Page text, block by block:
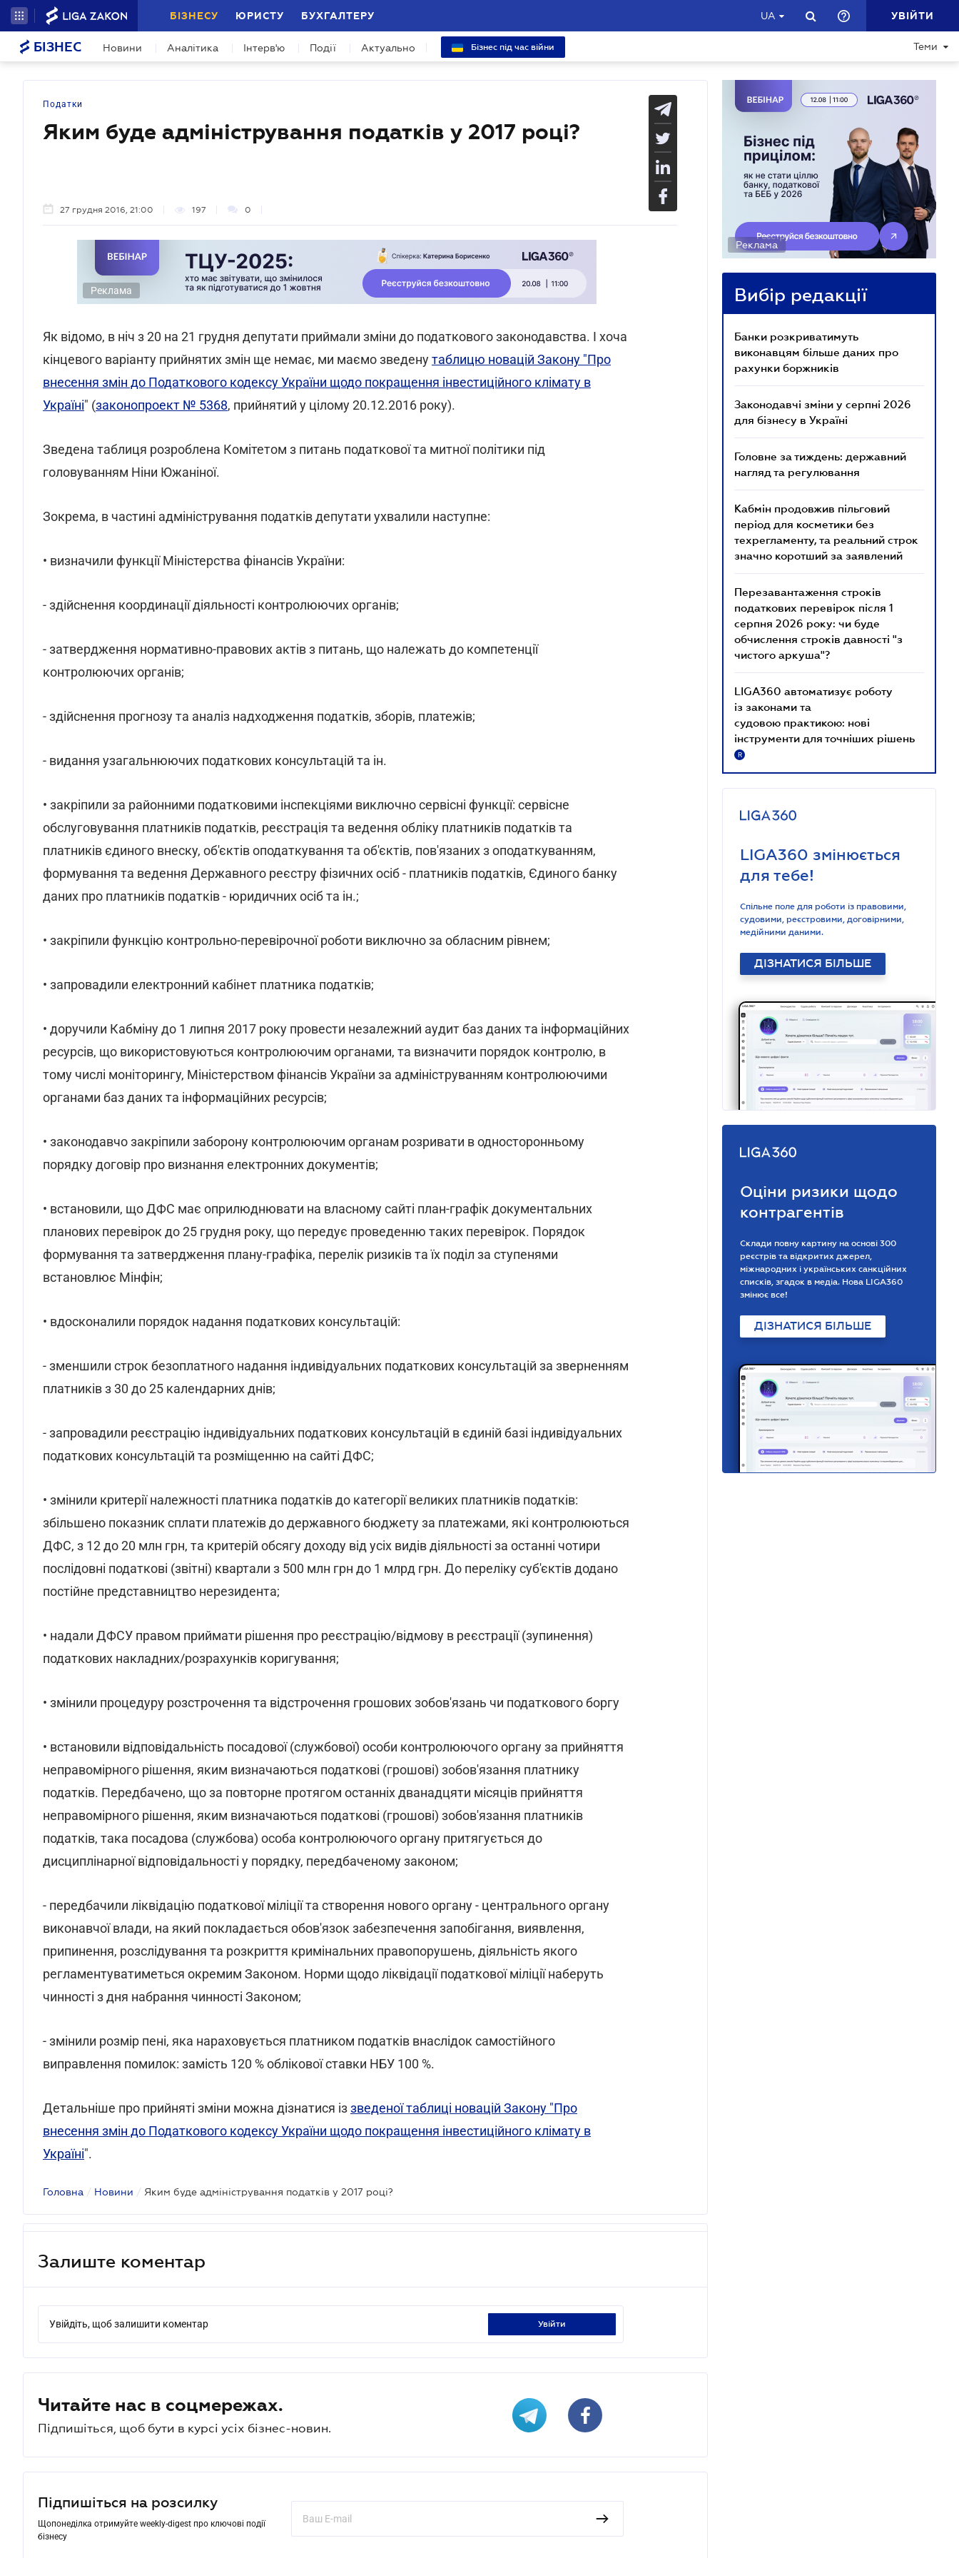
БІЗНЕСУ ЮРИСТУ БУХГАЛТЕРУ UA УВІЙТИ
БІЗНЕС Новини Аналітика Інтерв'ю Події Актуально Бізнес під час війни Теми
Податки
Яким буде адміністрування податків у 2017 році?
27 грудня 2016, 21:00 197 0
Реклама
Як відомо, в ніч з 20 на 21 грудня депутати приймали зміни до податкового законодавства. І хоча
кінцевого варіанту прийнятих змін ще немає, ми маємо зведенутаблицю новацій Закону "Про
внесення змін до Податкового кодексу України щодо покращення інвестиційного клімату в
Україні" (законопроект № 5368, прийнятий у цілому 20.12.2016 року).
Зведена таблиця розроблена Комітетом з питань податкової та митної політики під
головуванням Ніни Южаніної.
Зокрема, в частині адміністрування податків депутати ухвалили наступне:
• визначили функції Міністерства фінансів України:
- здійснення координації діяльності контролюючих органів;
- затвердження нормативно-правових актів з питань, що належать до компетенції
контролюючих органів;
- здійснення прогнозу та аналіз надходження податків, зборів, платежів;
- видання узагальнюючих податкових консультацій та ін.
• закріпили за районними податковими інспекціями виключно сервісні функції: сервісне
обслуговування платників податків, реєстрація та ведення обліку платників податків та
платників єдиного внеску, об'єктів оподаткування та об'єктів, пов'язаних з оподаткуванням,
формування та ведення Державного реєстру фізичних осіб - платників податків, Єдиного банку
даних про платників податків - юридичних осіб та ін.;
• закріпили функцію контрольно-перевірочної роботи виключно за обласним рівнем;
• запровадили електронний кабінет платника податків;
• доручили Кабміну до 1 липня 2017 року провести незалежний аудит баз даних та інформаційних
ресурсів, що використовуються контролюючим органами, та визначити порядок контролю, в
тому числі моніторингу, Міністерством фінансів України за адмініструванням контролюючими
органами баз даних та інформаційних ресурсів;
• законодавчо закріпили заборону контролюючим органам розривати в односторонньому
порядку договір про визнання електронних документів;
• встановили, що ДФС має оприлюднювати на власному сайті план-графік документальних
планових перевірок до 25 грудня року, що передує проведенню таких перевірок. Порядок
формування та затвердження плану-графіка, перелік ризиків та їх поділ за ступенями
встановлює Мінфін;
• вдосконалили порядок надання податкових консультацій:
- зменшили строк безоплатного надання індивідуальних податкових консультацій за зверненням
платників з 30 до 25 календарних днів;
- запровадили реєстрацію індивідуальних податкових консультацій в єдиній базі індивідуальних
податкових консультацій та розміщенню на сайті ДФС;
• змінили критерії належності платника податків до категорії великих платників податків:
збільшено показник сплати платежів до державного бюджету за платежами, які контролюються
ДФС, з 12 до 20 млн грн, та критерій обсягу доходу від усіх видів діяльності за останні чотири
послідовні податкові (звітні) квартали з 500 млн грн до 1 млрд грн. До переліку суб'єктів додано
постійне представництво нерезидента;
• надали ДФСУ правом приймати рішення про реєстрацію/відмову в реєстрації (зупинення)
податкових накладних/розрахунків коригування;
• змінили процедуру розстрочення та відстрочення грошових зобов'язань чи податкового боргу
• встановили відповідальність посадової (службової) особи контролюючого органу за прийняття
неправомірного рішення, яким визначаються податкові (грошові) зобов'язання платнику
податків. Передбачено, що за повторне протягом останніх дванадцяти місяців прийняття
неправомірного рішення, яким визначаються податкові (грошові) зобов'язання платників
податків, така посадова (службова) особа контролюючого органу притягується до
дисциплінарної відповідальності у порядку, передбаченому законом;
- передбачили ліквідацію податкової міліції та створення нового органу - центрального органу
виконавчої влади, на який покладається обов'язок забезпечення запобігання, виявлення,
припинення, розслідування та розкриття кримінальних правопорушень, діяльність якого
регламентуватиметься окремим Законом. Норми щодо ліквідації податкової міліції наберуть
чинності з дня набрання чинності Законом;
- змінили розмір пені, яка нараховується платником податків внаслідок самостійного
виправлення помилок: замість 120 % облікової ставки НБУ 100 %.
Детальніше про прийняті зміни можна дізнатися іззведеної таблиці новацій Закону "Про
внесення змін до Податкового кодексу України щодо покращення інвестиційного клімату в
Україні".
Головна / Новини / Яким буде адміністрування податків у 2017 році?
Залиште коментар
Увійдіть, щоб залишити коментар увійти
Читайте нас в соцмережах.
Підпишіться, щоб бути в курсі усіх бізнес-новин.
Підпишіться на розсилку
Щопонеділка отримуйте weekly-digest про ключові події
бізнесу
Реклама
Вибір редакції
Банки розкриватимуть
виконавцям більше даних про
рахунки боржників
Законодавчі зміни у серпні 2026
для бізнесу в Україні
Головне за тиждень: державний
нагляд та регулювання
Кабмін продовжив пільговий
період для косметики без
техрегламенту, та реальний строк
значно коротший за заявлений
Перезавантаження строків
податкових перевірок після 1
серпня 2026 року: чи буде
обчислення строків давності "з
чистого аркуша"?
LIGA360 автоматизує роботу
із законами та
судовою практикою: нові
інструменти для точніших рішень
R
LIGA360 змінюється
для тебе!
Спільне поле для роботи із правовими,
судовими, реєстровими, договірними,
медійними даними.
ДІЗНАТИСЯ БІЛЬШЕ
Оціни ризики щодо
контрагентів
Склади повну картину на основі 300
реєстрів та відкритих джерел,
міжнародних і українських санкційних
списків, згадок в медіа. Нова LIGA360
змінює все!
ДІЗНАТИСЯ БІЛЬШЕ